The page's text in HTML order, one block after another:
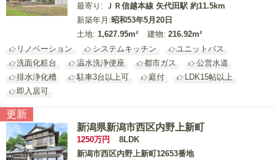
最寄り: ＪＲ信越本線 矢代田駅 約11.5km
新築年月:昭和53年5月20日
土地: 1,627.95m² 建物: 216.92m²
リノベーション
システムキッチン
ユニットバス
洗面化粧台
温水洗浄便座 都市ガス
公営水道
排水浄化槽
駐車3台以上可 庭付
LDK15帖以上
即入居可
更新
新潟県新潟市西区内野上新町
1250万円
8LDK
新潟市西区内野上新町12653番地